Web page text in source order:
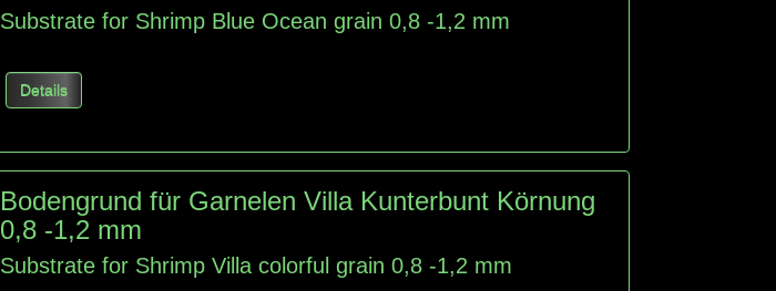
Substrate for Shrimp Blue Ocean grain 0,8 -1,2 mm
Details
Bodengrund für Garnelen Villa Kunterbunt Körnung
0,8 -1,2 mm
Substrate for Shrimp Villa colorful grain 0,8 -1,2 mm